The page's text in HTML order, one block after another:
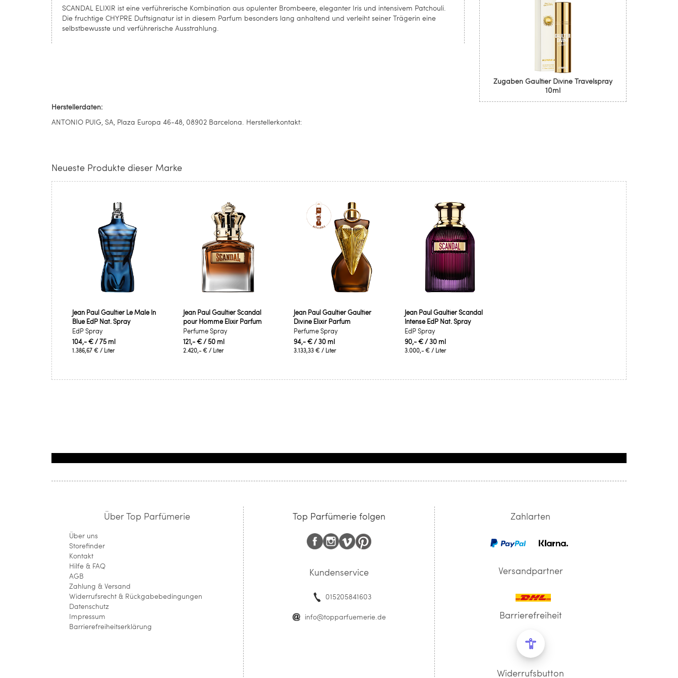
SCANDAL ELIXIR ist eine verführerische Kombination aus opulenter Brombeere, eleganter Iris und intensivem Patchouli.
Die fruchtige CHYPRE Duftsignatur ist in diesem Parfum besonders lang anhaltend und verleiht seiner Trägerin eine
selbstbewusste und verführerische Ausstrahlung.
Zugaben Gaultier Divine Travelspray
10ml
Herstellerdaten:
ANTONIO PUIG, SA, Plaza Europa 46-48, 08902 Barcelona. Herstellerkontakt:
Neueste Produkte dieser Marke
Jean Paul Gaultier Le Male In
Blue EdP Nat. Spray
EdP Spray
104,- €/ 75 ml
1.386,67 € / Liter
Jean Paul Gaultier Scandal
pour Homme Elixir Parfum
Perfume Spray
121,- €/ 50 ml
2.420,- €/ Liter
Jean Paul Gaultier Gaultier
Divine Elixir Parfum
Perfume Spray
94,- €/ 30 ml
3.133,33 € / Liter
Jean Paul Gaultier Scandal
Intense EdP Nat. Spray
EdP Spray
90,- €/ 30 ml
3.000,- €/ Liter
Über Top Parfümerie
Über uns
Storefinder
Kontakt
Hilfe & FAQ
AGB
Zahlung & Versand
Widerrufsrecht & Rückgabebedingungen
Datenschutz
Impressum
Barrierefreiheitserklärung
Top Parfümerie folgen
Kundenservice
015205841603
info@topparfuemerie.de
Zahlarten
Versandpartner
Barrierefreiheit
Widerrufsbutton